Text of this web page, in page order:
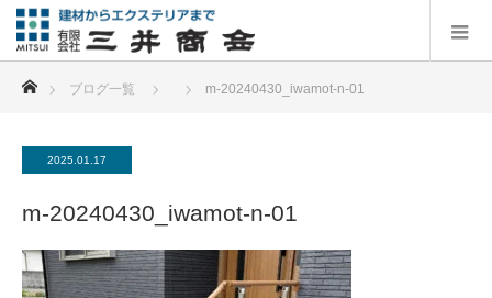
ブログ一覧 m-20240430_iwamot-n-01
2025.01.17
m-20240430_iwamot-n-01